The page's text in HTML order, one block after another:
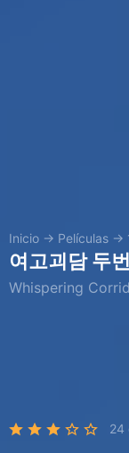
Inicio → Películas →
여고괴담 두
Whispering
24